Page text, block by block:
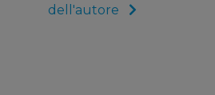
dell'autore